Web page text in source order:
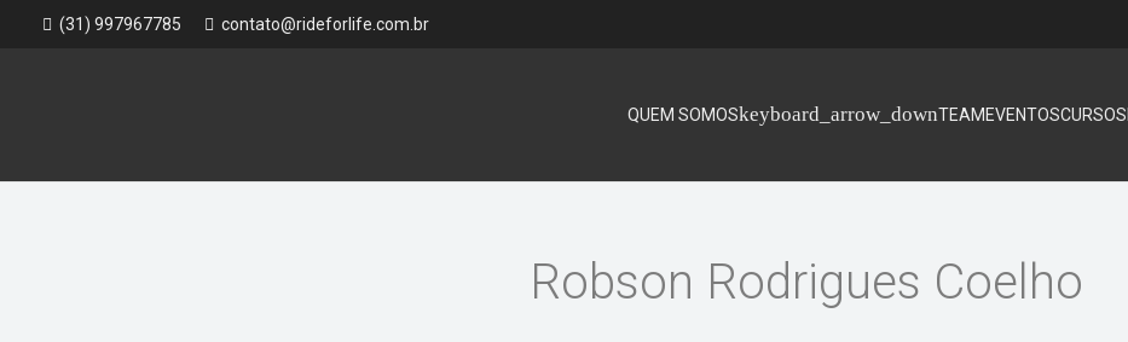
(31) 997967785 contato@rideforlife.com.br
QUEM SOMOS TEAM EVENTOSCURSOS
Robson Rodrigues Coelho